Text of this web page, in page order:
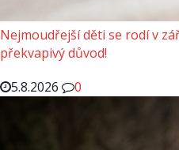
Nejmoudřejší děti se rodí v
překvapivý důvod!
5.8.2026
0